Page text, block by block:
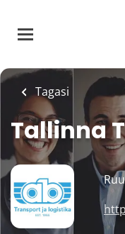
main
Tagasi
Tallinna